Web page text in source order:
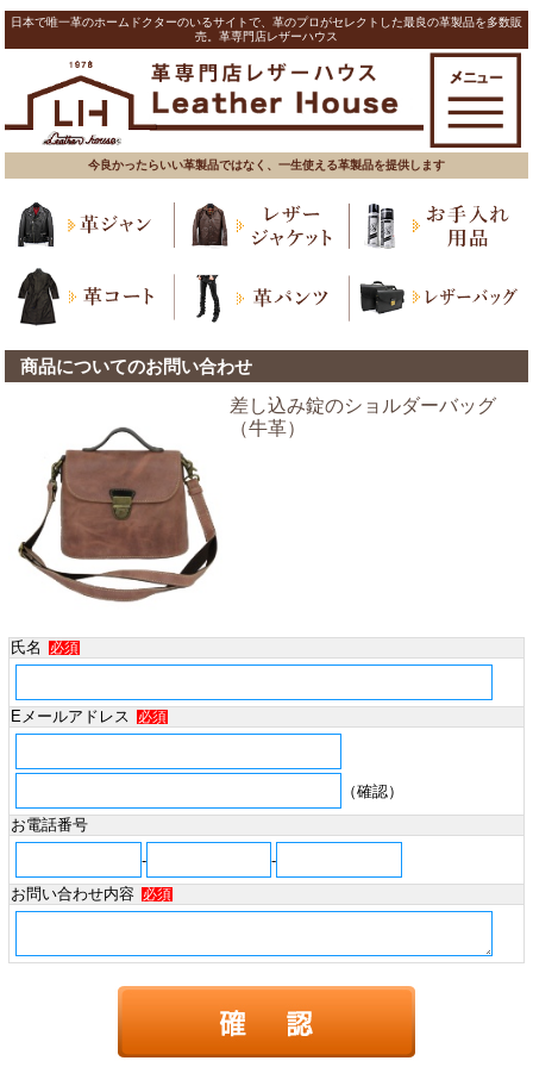
日本で唯一革のホームドクターのいるサイトで、革のプロがセレクトした最良の革製品を多数販
売。革専門店レザーハウス
今良かったらいい革製品ではなく、一生使える革製品を提供します
商品についてのお問い合わせ
差し込み錠のショルダーバッグ
（牛革）
氏名 必須
Eメールアドレス 必須
（確認）
お電話番号
-
-
お問い合わせ内容
必須